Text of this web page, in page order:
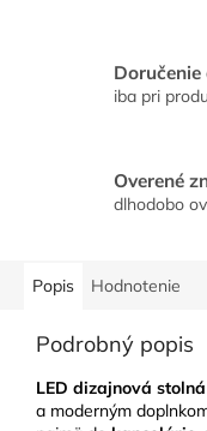
iba pri
Overené
dlhodobo
Popis Hodnotenie
Podrobný popis
LED dizajnová
a moderným